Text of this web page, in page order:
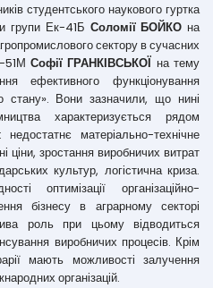
студентського наукового гуртка
групи Ек-41Б Соломії БОЙКО на
сектору в сучасних
51М Софії ГРАНКІВСЬКОЇ на тему
ефективного функціонування
стану». Вони зазначили, що нині
характеризується рядом
матеріально-технічне
ціни, зростання виробничих витрат
культур, логістична криза.
оптимізації організаційно-
бізнесу в аграрному секторі
роль при цьому відводиться
виробничих процесів. Крім
мають можливості залучення
організацій.